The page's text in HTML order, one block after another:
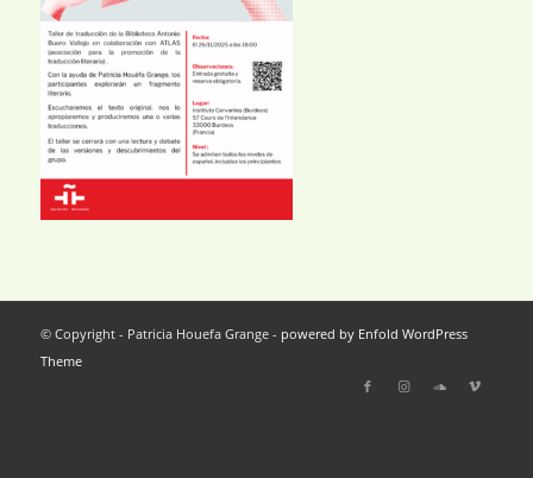
© Copyright - Patricia Houefa Grange - powered by Enfold WordPress
Theme